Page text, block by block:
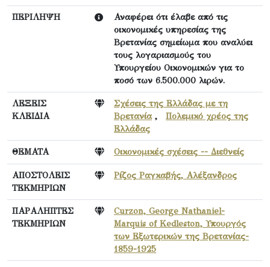
ΠΕΡΙΛΗΨΗ
Αναφέρει ότι έλαβε από τις
οικονομικές υπηρεσίας της
Βρετανίας σημείωμα που αναλύει
τους λογαριασμούς του
Υπουργείου Οικονομικών για το
ποσό των 6.500.000 λιρών.
ΛΕΞΕΙΣ
ΚΛΕΙΔΙΑ
Σχέσεις της Ελλάδας με τη
Βρετανία, Πολεμικό χρέος της
Ελλάδας
ΘΕΜΑΤΑ Οικονομικές σχέσεις -- Διεθνείς
ΑΠΟΣΤΟΛΕΙΣ
ΤΕΚΜΗΡΙΩΝ
Ρίζος Ραγκαβής, Αλέξανδρος
ΠΑΡΑΛΗΠΤΕΣ
ΤΕΚΜΗΡΙΩΝ
Curzon, George Nathaniel-
Marquis of Kedleston, Υπουργός
των Εξωτερικών της Βρετανίας-
1859-1925